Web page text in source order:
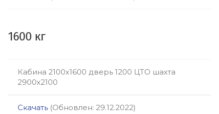
1600 кг
Кабина 2100х1600 дверь 1200 ЦТО шахта
2900х2100
Скачать (Обновлен: 29.12.2022)